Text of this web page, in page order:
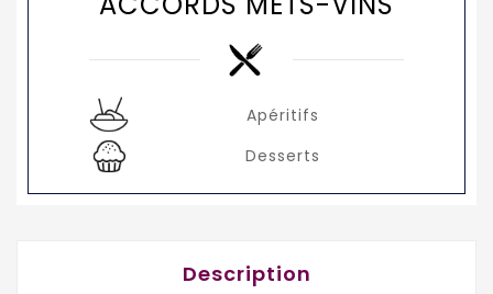
Apéritifs
Desserts
Description